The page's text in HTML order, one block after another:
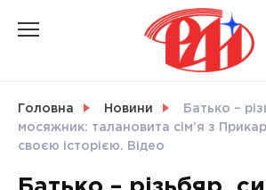
СВІТ
Головна Новини
Батько –
мосяжник: талановита сім’я з
своєю історією. Відео